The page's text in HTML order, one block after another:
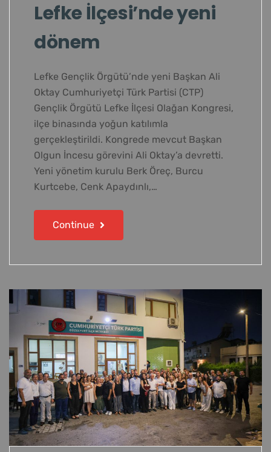
Lefke İlçesi’nde yeni
dönem
Lefke Gençlik Örgütü’nde yeni Başkan Ali
Oktay Cumhuriyetçi Türk Partisi (CTP)
Gençlik Örgütü Lefke İlçesi Olağan Kongresi,
ilçe binasında yoğun katılımla
gerçekleştirildi. Kongrede mevcut Başkan
Olgun İncesu görevini Ali Oktay’a devretti.
Yeni yönetim kurulu Berk Öreç, Burcu
Kurtcebe, Cenk Apaydınlı,…
Continue